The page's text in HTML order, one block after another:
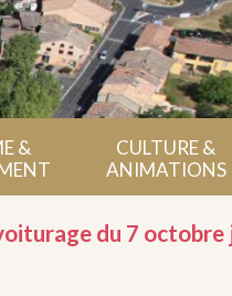
&
CULTURE &
ANIMATIONS
du 7 octobre